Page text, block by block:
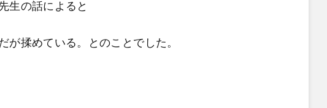
生の話によると
揉めている。とのことでした。